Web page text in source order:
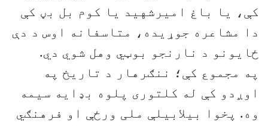
کې، یا باغ امیرشهید یا کوم بل بڼ کې
دا مشاعره جوړیده، متاسفانه اوس د دې
ځایونو د نارنجو بوټي وهل شوي دي.
په مجموع کې؛ ننګرهار د تاریخ په
اوږدو کې له کلتوری پلوه بډایه سیمه
وه. پخوا بیلابیلې ملی ورځې او فرهنګي